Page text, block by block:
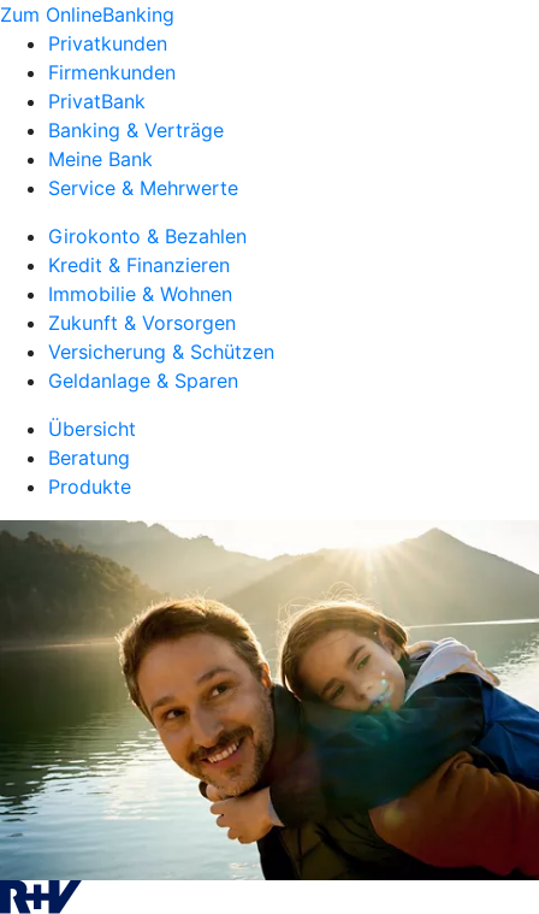
Zum OnlineBanking
Privatkunden
Firmenkunden
PrivatBank
Banking & Verträge
Meine Bank
Service & Mehrwerte
Girokonto & Bezahlen
Kredit & Finanzieren
Immobilie & Wohnen
Zukunft & Vorsorgen
Versicherung & Schützen
Geldanlage & Sparen
Übersicht
Beratung
Produkte